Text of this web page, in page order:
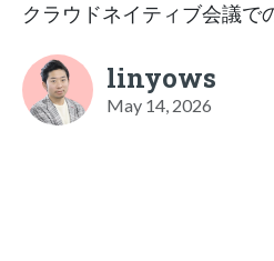
クラウドネイティブ会議で
linyows
May 14, 2026